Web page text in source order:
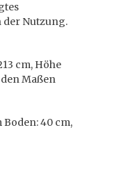
der Nutzung.
cm, Höhe
Maßen
Boden: 40 cm,